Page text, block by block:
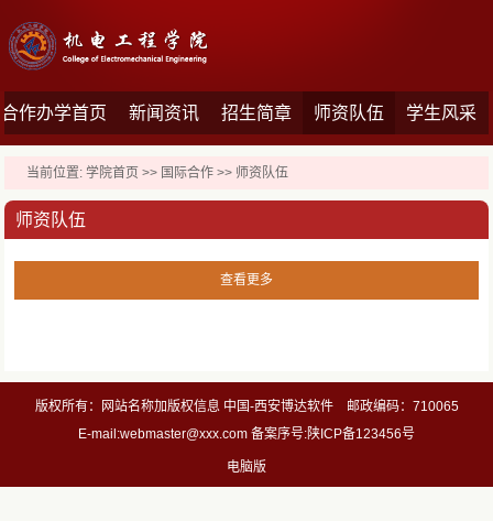
合作办学首页 新闻资讯 招生简章 师资队伍 学生风采
当前位置:学院首页 >> 国际合作 >> 师资队伍
师资队伍
查看更多
版权所有：网站名称加版权信息 中国-西安博达软件 邮政编码：710065
E-mail:webmaster@xxx.com 备案序号:陕ICP备123456号
电脑版